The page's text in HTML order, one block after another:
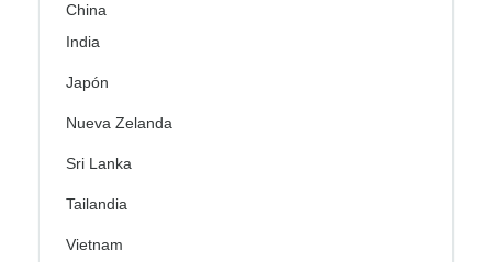
China
India
Japón
Nueva Zelanda
Sri Lanka
Tailandia
Vietnam